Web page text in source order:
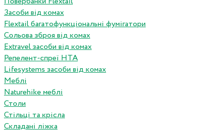
Засоби від комах
Flextail багатофункціональні фумігатори
Сольова зброя від комах
Extravel засоби від комах
Репелент-спреї HTA
Lifesystems засоби від комах
Меблі
Naturehike меблі
Столи
Стільці та крісла
Складані ліжка